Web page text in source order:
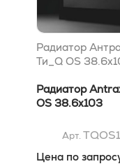
Радиатор
Ти_Q OS
Радиатор
OS 38.6x103
Арт.
Цена по